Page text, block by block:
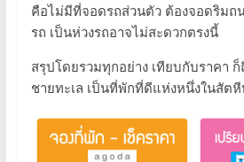
คือไม่มีที่จอดรถส่วนตัว ต้องจอดริมถ
รถ เป็นห่วงรถอาจไม่สะดวกตรงนี้
สรุปโดยรวมทุกอย่าง เทียบกับราคา
ชายทะเล เป็นที่พักที่ดีแห่งหนึ่งในสัตหี